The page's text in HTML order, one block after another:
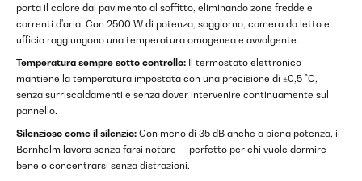
porta il calore dal pavimento al soffitto, eliminando zone fredde e
correnti d'aria. Con 2500 W di potenza, soggiorno, camera da letto e
ufficio raggiungono una temperatura omogenea e avvolgente.
Temperatura sempre sotto controllo: Il termostato elettronico
mantiene la temperatura impostata con una precisione di ±0,5 °C,
senza surriscaldamenti e senza dover intervenire continuamente sul
pannello.
Silenzioso come il silenzio: Con meno di 35 dB anche a piena potenza, il
Bornholm lavora senza farsi notare — perfetto per chi vuole dormire
bene o concentrarsi senza distrazioni.